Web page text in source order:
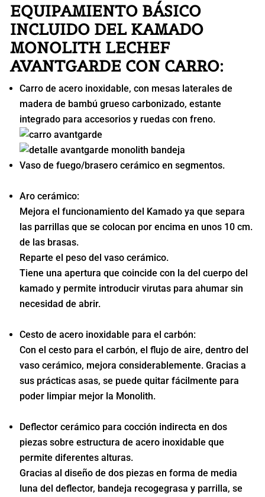
EQUIPAMIENTO BÁSICO
INCLUIDO DEL KAMADO
MONOLITH LECHEF
AVANTGARDECON CARRO:
Carro de acero inoxidable, con mesas laterales de
madera de bambú grueso carbonizado, estante
integrado para accesorios y ruedas con freno.
Vaso de fuego/brasero cerámico en segmentos.
Aro cerámico:
Mejora el funcionamiento del Kamado ya que separa
las parrillas que se colocan por encima en unos 10 cm.
de las brasas.
Reparte el peso del vaso cerámico.
Tiene una apertura que coincide con la del cuerpo del
kamado y permite introducir virutas para ahumar sin
necesidad de abrir.
Cesto de acero inoxidable para el carbón:
Con el cesto para el carbón, el flujo de aire, dentro del
vaso cerámico, mejora considerablemente. Gracias a
sus prácticas asas, se puede quitar fácilmente para
poder limpiar mejor la Monolith.
Deflector cerámico para cocción indirecta en dos
piezas sobre estructura de acero inoxidable que
permite diferentes alturas.
Gracias al diseño de dos piezas en forma de media
luna del deflector, bandeja recogegrasa y parrilla, se